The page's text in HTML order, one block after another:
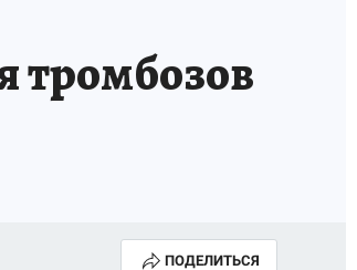
тромбозов
ПОДЕЛИТЬСЯ